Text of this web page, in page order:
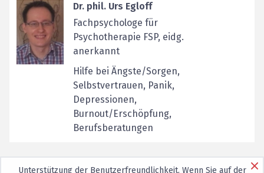
Dr. phil. Urs Egloff
Fachpsychologe für
Psychotherapie FSP, eidg.
anerkannt
Hilfe bei Ängste/Sorgen,
Selbstvertrauen, Panik,
Depressionen,
Burnout/Erschöpfung,
Berufsberatungen
Unterstützung der Benutzerfreundlichkeit. Wenn Sie auf der